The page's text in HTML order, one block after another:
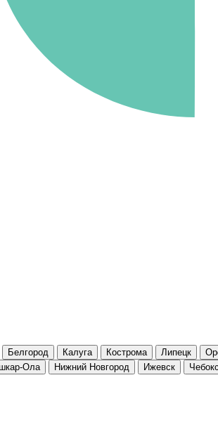
Белгород Калуга Кострома Липецк
Ола Нижний Новгород Ижевск